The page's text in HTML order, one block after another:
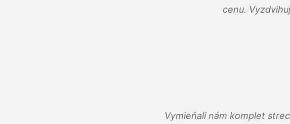
cenu.
Vymieňali nám komplet